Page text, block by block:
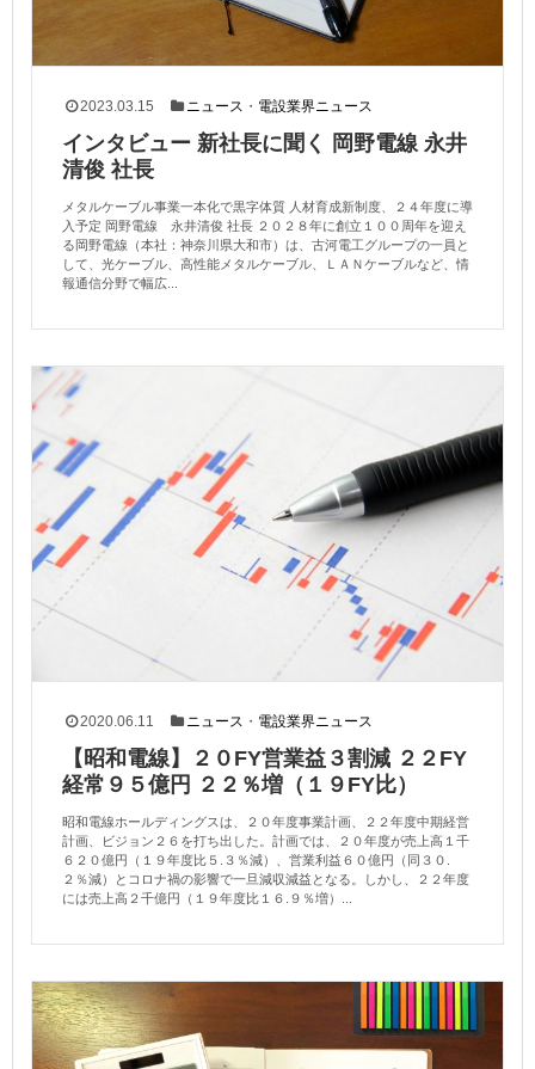
2023.03.15 ニュース ・ 電設業界ニュース
インタビュー 新社長に聞く 岡野電線 永井
清俊 社長
メタルケーブル事業一本化で黒字体質 人材育成新制度、２４年度に導
入予定 岡野電線 永井清俊 社長 ２０２８年に創立１００周年を迎え
る岡野電線（本社：神奈川県大和市）は、古河電工グループの一員と
して、光ケーブル、高性能メタルケーブル、ＬＡＮケーブルなど、情
報通信分野で幅広...
2020.06.11 ニュース ・ 電設業界ニュース
【昭和電線】２０FY営業益３割減 ２２FY
経常９５億円 ２２％増（１９FY比）
昭和電線ホールディングスは、２０年度事業計画、２２年度中期経営
計画、ビジョン２６を打ち出した。計画では、２０年度が売上高１千
６２０億円（１９年度比５.３％減）、営業利益６０億円（同３０.
２％減）とコロナ禍の影響で一旦減収減益となる。しかし、２２年度
には売上高２千億円（１９年度比１６.９％増）...